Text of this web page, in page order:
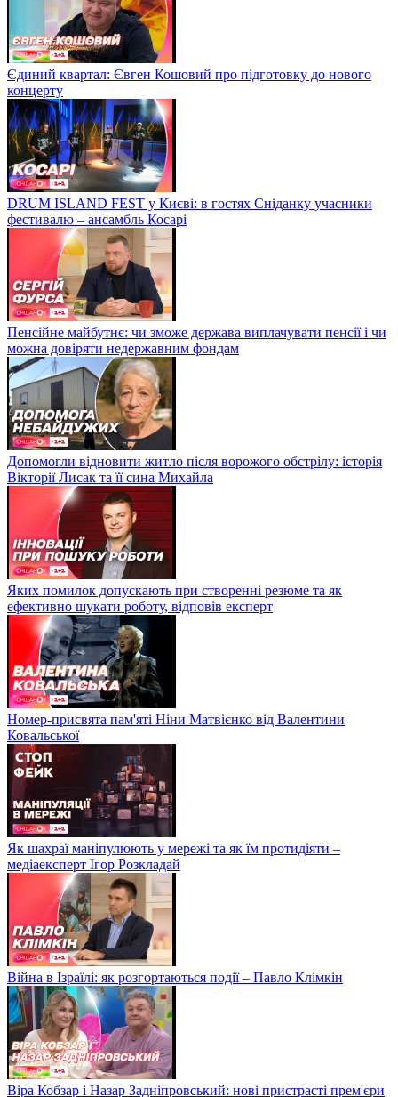
Єдиний квартал: Євген Кошовий про підготовку до нового
концерту
DRUM ISLAND FEST у Києві: в гостях Сніданку учасники
фестивалю – ансамбль Косарі
Пенсійне майбутнє: чи зможе держава виплачувати пенсії і чи
можна довіряти недержавним фондам
Допомогли відновити житло після ворожого обстрілу: історія
Вікторії Лисак та її сина Михайла
Яких помилок допускають при створенні резюме та як
ефективно шукати роботу, відповів експерт
Номер-присвята пам'яті Ніни Матвієнко від Валентини
Ковальської
Як шахраї маніпулюють у мережі та як їм протидіяти –
медіаексперт Ігор Розкладай
Війна в Ізраїлі: як розгортаються події – Павло Клімкін
Віра Кобзар і Назар Задніпровський: нові пристрасті прем'єри